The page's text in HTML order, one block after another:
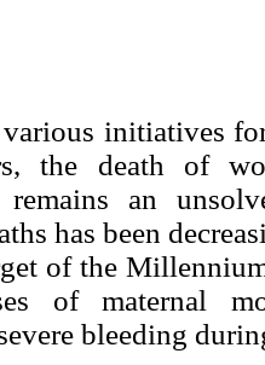
initiatives
the death of
remains an
has been
of the
of maternal
bleeding